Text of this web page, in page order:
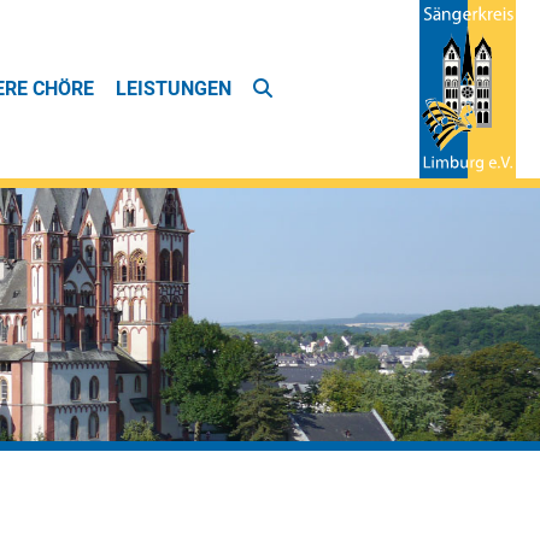
CHÖRE LEISTUNGEN